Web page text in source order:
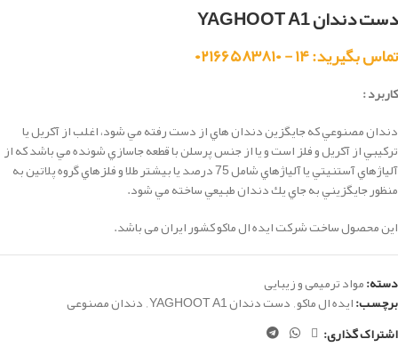
دست دندان YAGHOOT A1
تماس بگیرید: ۱۴ - ۰۲۱۶۶۵۸۳۸۱۰
کاربرد :
دندان مصنوعي كه جايگزين دندان هاي از دست رفته مي شود، اغلب از آكريل يا
تركيبي از آكريل و فلز است و يا از جنس پرسلن با قطعه جاسازي شونده مي باشد كه از
آلياژهاي آستنيتي يا آلياژهاي شامل 75 درصد يا بيشتر طلا و فلزهاي گروه پلاتين به
منظور جايگزيني به جاي يك دندان طبيعي ساخته مي شود.
این محصول ساخت شرکت ایده ال ماکو کشور ایران می باشد.
دسته:مواد ترمیمی و زیبایی
برچسب:ایده ال ماکو,دست دندان YAGHOOT A1 ,دندان مصنوعی
اشتراک گذاری: